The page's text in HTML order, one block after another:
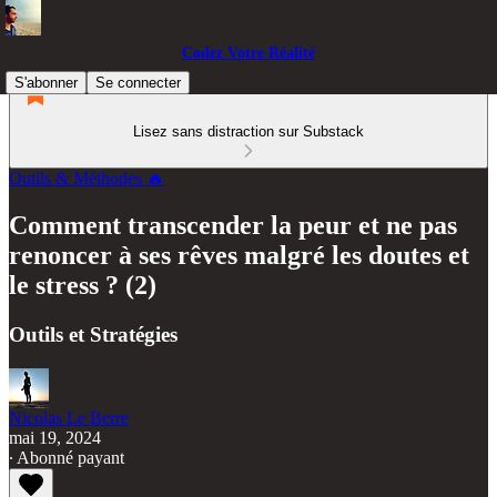
Codez Votre Réalité
S'abonner
Se connecter
Lisez sans distraction sur Substack
Outils & Méthodes 🔥
Comment transcender la peur et ne pas
renoncer à ses rêves malgré les doutes et
le stress ? (2)
Outils et Stratégies
Nicolas Le Berre
mai 19, 2024
∙ Abonné payant